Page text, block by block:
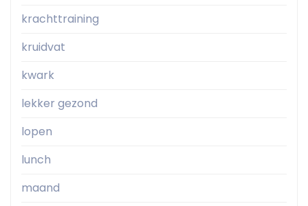
krachttraining
kruidvat
kwark
lekker gezond
lopen
lunch
maand